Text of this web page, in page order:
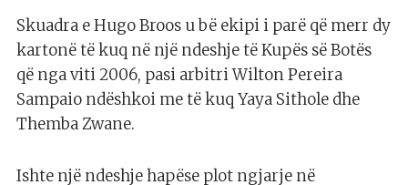
Skuadra e Hugo Broos u bë ekipi i parë që merr dy
kartonë të kuq në një ndeshje të Kupës së Botës
që nga viti 2006, pasi arbitri Wilton Pereira
Sampaio ndëshkoi me të kuq Yaya Sithole dhe
Themba Zwane.
Ishte një ndeshje hapëse plot ngjarje në